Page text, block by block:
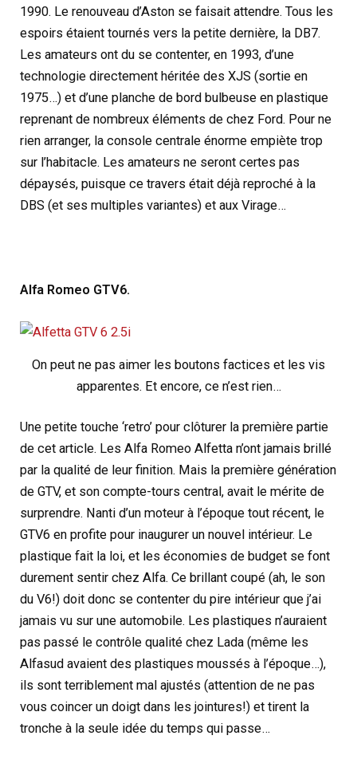
1990. Le renouveau d’Aston se faisait attendre. Tous les
espoirs étaient tournés vers la petite dernière, la DB7.
Les amateurs ont du se contenter, en 1993, d’une
technologie directement héritée des XJS (sortie en
1975…) et d’une planche de bord bulbeuse en plastique
reprenant de nombreux éléments de chez Ford. Pour ne
rien arranger, la console centrale énorme empiète trop
sur l’habitacle. Les amateurs ne seront certes pas
dépaysés, puisque ce travers était déjà reproché à la
DBS (et ses multiples variantes) et aux Virage…
Alfa Romeo GTV6.
On peut ne pas aimer les boutons factices et les vis
apparentes. Et encore, ce n’est rien…
Une petite touche ‘retro’ pour clôturer la première partie
de cet article. Les Alfa Romeo Alfetta n’ont jamais brillé
par la qualité de leur finition. Mais la première génération
de GTV, et son compte-tours central, avait le mérite de
surprendre. Nanti d’un moteur à l’époque tout récent, le
GTV6 en profite pour inaugurer un nouvel intérieur. Le
plastique fait la loi, et les économies de budget se font
durement sentir chez Alfa. Ce brillant coupé (ah, le son
du V6!) doit donc se contenter du pire intérieur que j’ai
jamais vu sur une automobile. Les plastiques n’auraient
pas passé le contrôle qualité chez Lada (même les
Alfasud avaient des plastiques moussés à l’époque…),
ils sont terriblement mal ajustés (attention de ne pas
vous coincer un doigt dans les jointures!) et tirent la
tronche à la seule idée du temps qui passe…